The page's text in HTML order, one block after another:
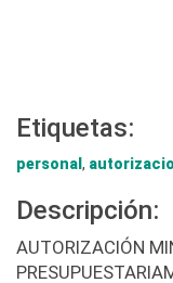
Etiquetas:
personal ,
Descripción:
AUTORIZACIÓN